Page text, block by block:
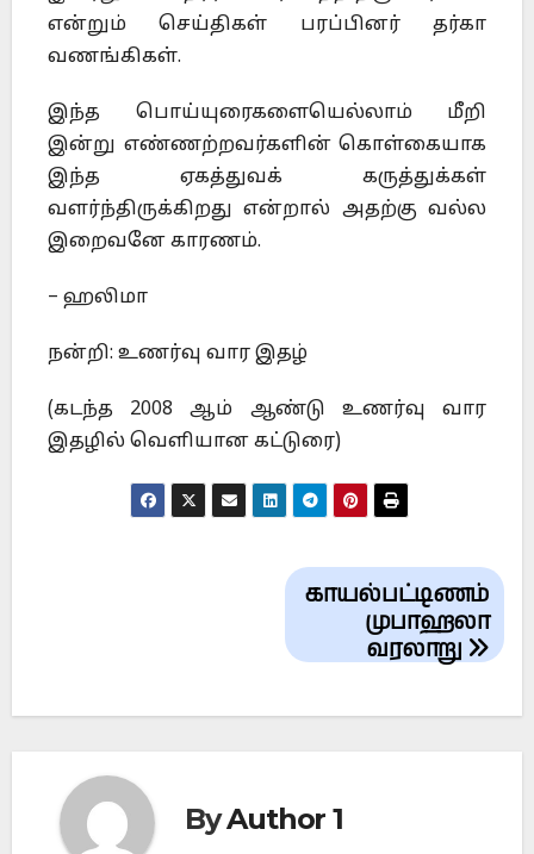
என்றும் செய்திகள் பரப்பினர் தர்கா
வணங்கிகள்.
இந்த பொய்யுரைகளையெல்லாம் மீறி
இன்று எண்ணற்றவர்களின் கொள்கையாக
இந்த ஏகத்துவக் கருத்துக்கள்
வளர்ந்திருக்கிறது என்றால் அதற்கு வல்ல
இறைவனே காரணம்.
– ஹலிமா
நன்றி: உணர்வு வார இதழ்
(கடந்த 2008 ஆம் ஆண்டு உணர்வு வார
இதழில் வெளியான கட்டுரை)
காயல்பட்டிணம்
முபாஹலா
வரலாறு
ByAuthor 1